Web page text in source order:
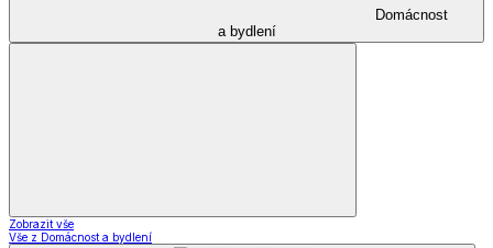
Domácnost
a bydlení
Zobrazit vše
Vše z Domácnost a bydlení